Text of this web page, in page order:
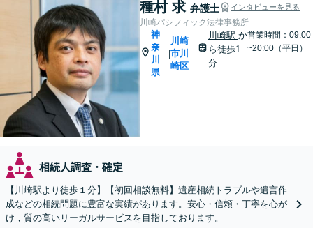
種村 求 弁護士 インタビューを見る
川崎パシフィック法律事務所
神
奈
川
県
|
川崎
市川
崎区
川崎駅 か
ら徒歩1
分
営業時間：09:00
~20:00（平日）
相続人調査・確定
【川崎駅より徒歩１分】【初回相談無料】遺産相続トラブルや遺言作
成などの相続問題に豊富な実績があります。安心・信頼・丁寧を心が
け，質の高いリーガルサービスを目指しております。